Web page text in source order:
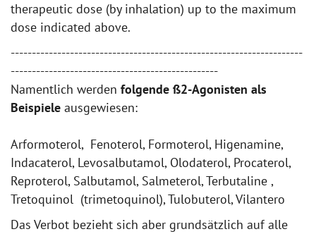
therapeutic dose (by inhalation) up to the maximum
dose indicated above.
---------------------------------------------------------------------
-------------------------------------------------
Namentlich werden folgende ß2-Agonisten als
Beispiele ausgewiesen:
Arformoterol, Fenoterol, Formoterol, Higenamine,
Indacaterol, Levosalbutamol, Olodaterol, Procaterol,
Reproterol, Salbutamol, Salmeterol, Terbutaline ,
Tretoquinol (trimetoquinol), Tulobuterol, Vilantero
Das Verbot bezieht sich aber grundsätzlich auf alle